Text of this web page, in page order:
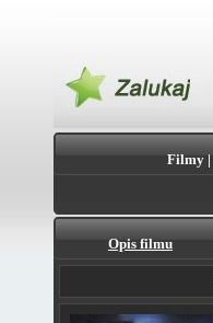
Filmy|
Opis filmu